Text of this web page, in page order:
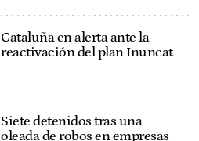
Cataluña en alerta ante la
reactivación del plan Inuncat
Siete detenidos tras una
oleada de robos en empresas